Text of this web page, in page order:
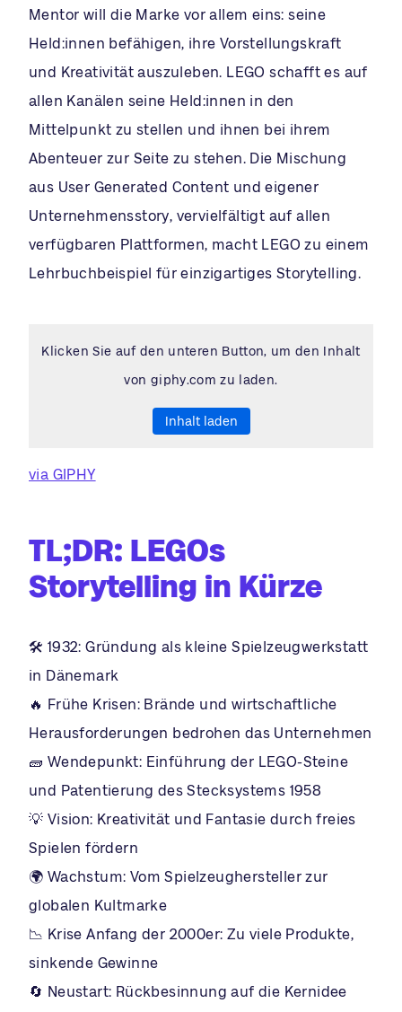
Mentor will die Marke vor allem eins: seine
Held:innen befähigen, ihre Vorstellungskraft
und Kreativität auszuleben. LEGO schafft es auf
allen Kanälen seine Held:innen in den
Mittelpunkt zu stellen und ihnen bei ihrem
Abenteuer zur Seite zu stehen. Die Mischung
aus User Generated Content und eigener
Unternehmensstory, vervielfältigt auf allen
verfügbaren Plattformen, macht LEGO zu einem
Lehrbuchbeispiel für einzigartiges Storytelling.
Klicken Sie auf den unteren Button, um den Inhalt
von giphy.com zu laden.
Inhalt laden
via GIPHY
TL;DR: LEGOs
Storytelling in Kürze
🛠️ 1932: Gründung als kleine Spielzeugwerkstatt
in Dänemark
🔥 Frühe Krisen: Brände und wirtschaftliche
Herausforderungen bedrohen das Unternehmen
🧱 Wendepunkt: Einführung der LEGO-Steine
und Patentierung des Stecksystems 1958
💡 Vision: Kreativität und Fantasie durch freies
Spielen fördern
🌍 Wachstum: Vom Spielzeughersteller zur
globalen Kultmarke
📉 Krise Anfang der 2000er: Zu viele Produkte,
sinkende Gewinne
🔄 Neustart: Rückbesinnung auf die Kernidee